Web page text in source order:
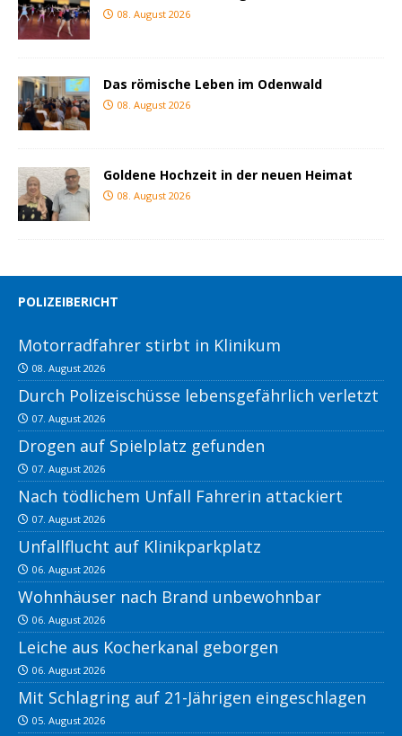
08. August 2026
Das römische Leben im Odenwald
08. August 2026
Goldene Hochzeit in der neuen Heimat
08. August 2026
POLIZEIBERICHT
Motorradfahrer stirbt in Klinikum
08. August 2026
Durch Polizeischüsse lebensgefährlich verletzt
07. August 2026
Drogen auf Spielplatz gefunden
07. August 2026
Nach tödlichem Unfall Fahrerin attackiert
07. August 2026
Unfallflucht auf Klinikparkplatz
06. August 2026
Wohnhäuser nach Brand unbewohnbar
06. August 2026
Leiche aus Kocherkanal geborgen
06. August 2026
Mit Schlagring auf 21-Jährigen eingeschlagen
05. August 2026